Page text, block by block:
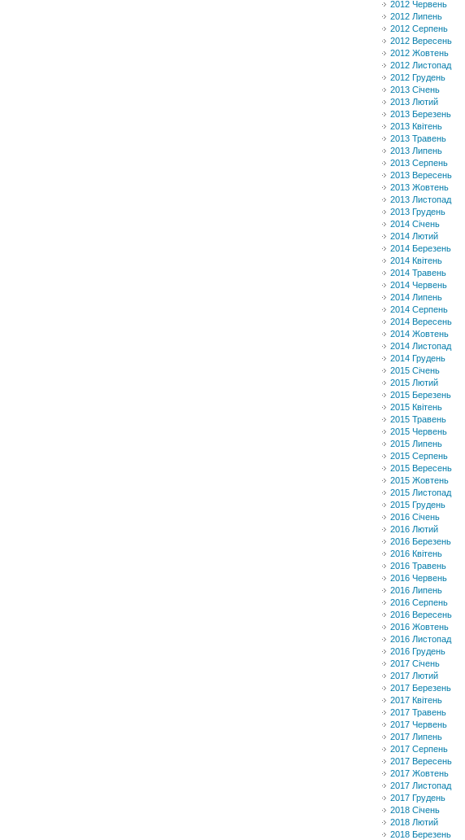
2012 Червень
2012 Липень
2012 Серпень
2012 Вересень
2012 Жовтень
2012 Листопад
2012 Грудень
2013 Січень
2013 Лютий
2013 Березень
2013 Квітень
2013 Травень
2013 Липень
2013 Серпень
2013 Вересень
2013 Жовтень
2013 Листопад
2013 Грудень
2014 Січень
2014 Лютий
2014 Березень
2014 Квітень
2014 Травень
2014 Червень
2014 Липень
2014 Серпень
2014 Вересень
2014 Жовтень
2014 Листопад
2014 Грудень
2015 Січень
2015 Лютий
2015 Березень
2015 Квітень
2015 Травень
2015 Червень
2015 Липень
2015 Серпень
2015 Вересень
2015 Жовтень
2015 Листопад
2015 Грудень
2016 Січень
2016 Лютий
2016 Березень
2016 Квітень
2016 Травень
2016 Червень
2016 Липень
2016 Серпень
2016 Вересень
2016 Жовтень
2016 Листопад
2016 Грудень
2017 Січень
2017 Лютий
2017 Березень
2017 Квітень
2017 Травень
2017 Червень
2017 Липень
2017 Серпень
2017 Вересень
2017 Жовтень
2017 Листопад
2017 Грудень
2018 Січень
2018 Лютий
2018 Березень